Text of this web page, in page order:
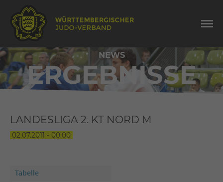
NEWS
ERGEBNISSE
LANDESLIGA 2. KT NORD M
02.07.2011 - 00:00
Tabelle